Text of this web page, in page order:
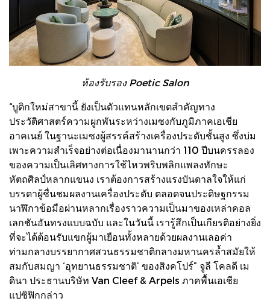
ห้องรับรอง Poetic Salon
“บูติกใหม่สาขานี้ ยังเป็นตัวแทนหลักเขตสำคัญทาง
ประวัติศาสตร์ความผูกพันระหว่างเมซงกับภูมิภาคเอเชีย
อาคเนย์ ในฐานะเมซงผู้สรรค์สร้างเครื่องประดับชั้นสูง ซึ่งบ่ม
เพาะความสำเร็จอย่างต่อเนื่องมานานกว่า 110 ปีบนครรลอง
ของความเป็นเลิศทางการใช้ไหวพริบพลิกแพลงทักษะ
หัตถศิลป์หลากแขนง เราต้องการสร้างแรงบันดาลใจให้แก่
บรรดาผู้ชื่นชมผลงานเครื่องประดับ ตลอดจนประดิษฐกรรม
นาฬิกาข้อมือผ่านหลากเรื่องราวความเป็นมาของเหล่าคอล
เลกชันอันทรงแบบฉบับ และในวันนี้ เรารู้สึกเป็นเกียรติอย่างยิ่ง
ที่จะได้ต้อนรับแขกผู้มาเยือนทั้งหลายด้วยผลงานเลอค่า
ท่ามกลางบรรยากาศสวนธรรมชาติกลางมหานครล้ำสมัยให้
สมกับสมญา ‘อุทยานธรรมชาติ’ ของสิงคโปร์” จูลี โคลดี เม
ดินา ประธานบริษัท Van Cleef & Arpels ภาคพื้นเอเชีย
แปซิฟิกกล่าว